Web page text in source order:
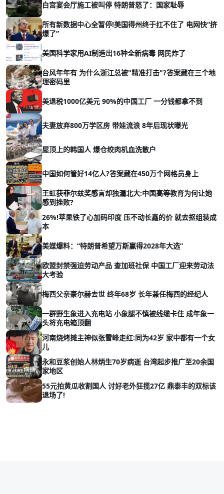
白宫宴会厅施工被叫停 特朗普怒了：国家耻辱
所有新数据中心全暂停!美国得州终于扛不住了 电网快“挤
爆了”
美国科学家用AI制造出16种全新病毒 网民炸了
台风年年有 为什么浙江总被"精准打击"?答案藏在三个地
理密码里
美退税1000亿美元 90%的中国工厂 一分钱都拿不到
夫妻放弃800万学区房 带娃流浪 8年后现状曝光
屋顶上的韩国人 爆仓绞肉机血洗散户
中国如何管好14亿人?答案藏在450万个网格员身上
王虹获菲尔兹奖感言却独漏北大:中国高等教育为何让她
感到挫败?
26%!苹果铁了心加码印度 压不动长鑫的价 就去抠组装成
本
美媒爆料：“特朗普希望万斯赢得2028年大选”
欧盟封禁强迫劳动产品 查加班社保 中国工厂迎来劳动法
大考验
梅西父亲豪尔赫去世 终年68岁 长年兼任梅西的经纪人
一群野生象进入充电站 小象腿不慎被线缆卡住 成年象一
头将充电箱顶翻
河南烧烤摊主神似张雪峰走红:同为42岁 家中都有一个女
儿
永和豆浆创始人林炳生70岁病逝 台湾起步推广至20余国
家地区
55元拍黄瓜收割国人 讨好老外狂揽27亿 鼎泰丰的双标该
退场了!